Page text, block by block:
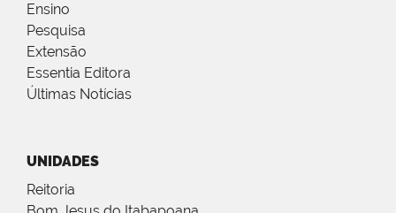
Ensino
Pesquisa
Extensão
Essentia Editora
Últimas Notícias
UNIDADES
Reitoria